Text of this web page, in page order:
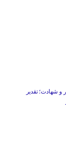
و شهادت؛ تقدیر